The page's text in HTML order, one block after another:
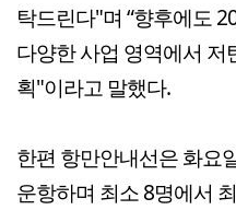
탁드린다"며 “향후에도
다양한 사업 영역에서 저
획"이라고 말했다.
한편 항만안내선은 화요
운항하며 최소 8명에서